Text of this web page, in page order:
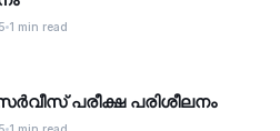
1 min read
പരീക്ഷ പരിശീലനം